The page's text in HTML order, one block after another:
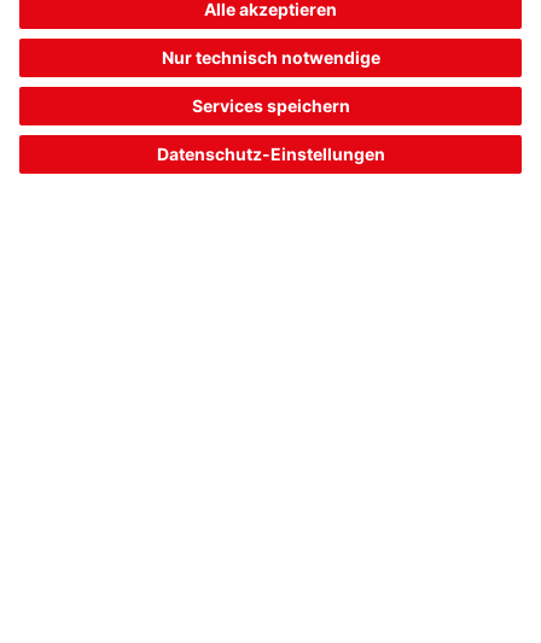
K-YCN M12A-M12A-S-PUR
Verbindungsleitung
Geeignet für:Lichtvorhänge CML700i
Schnittstelle:CANopen